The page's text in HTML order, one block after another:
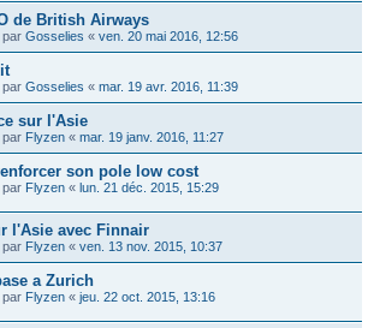
de British Airways
par Gosselies « ven. 20 mai 2016, 12:56
par Gosselies « mar. 19 avr. 2016, 11:39
sur l'Asie
par Flyzen « mar. 19 janv. 2016, 11:27
son pole low cost
par Flyzen « lun. 21 déc. 2015, 15:29
l'Asie avec Finnair
par Flyzen « ven. 13 nov. 2015, 10:37
a Zurich
par Flyzen « jeu. 22 oct. 2015, 13:16